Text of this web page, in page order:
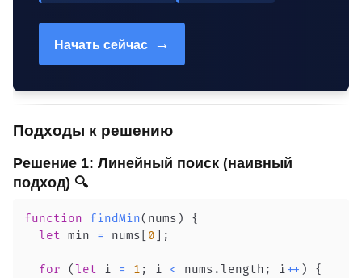
Начать сейчас →
Подходы к решению
Решение 1: Линейный поиск (наивный
подход) 🔍
function findMin( nums )
{
let min = nums 0 ;
for (let i = 1 ; i < nums .length ; i++ )
{